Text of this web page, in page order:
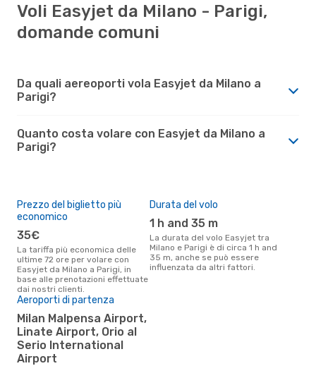
Voli Easyjet da Milano - Parigi,
domande comuni
Da quali aereoporti vola Easyjet da Milano a
Parigi?
Quanto costa volare con Easyjet da Milano a
Parigi?
Prezzo del biglietto più
economico
35€
La tariffa più economica delle
ultime 72 ore per volare con
Easyjet da Milano a Parigi, in
base alle prenotazioni effettuate
dai nostri clienti.
Durata del volo
1 h and 35 m
La durata del volo Easyjet tra
Milano e Parigi è di circa 1 h and
35 m, anche se può essere
influenzata da altri fattori.
Aeroporti di partenza
Milan Malpensa Airport,
Linate Airport, Orio al
Serio International
Airport